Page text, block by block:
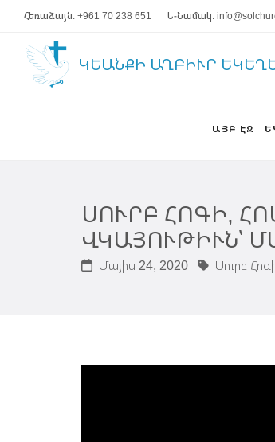
Հեռաձայն: +961 70 238 651 Ե-Նամակ:
ԿԵԱՆՔԻ ԱՂԲԻՒՐ
ԱՅԲ ԷՋ
ՍՈՒՐԲ ՀՈԳԻ,
ՎԿԱՅՈՒԹԻՒՆ՝
Մայիս 24, 2020 Սուրբ